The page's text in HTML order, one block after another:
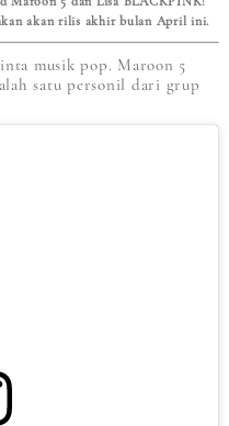
akan rilis akhir bulan April ini.
musik pop. Maroon 5
satu personil dari grup